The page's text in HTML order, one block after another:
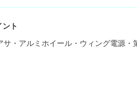
ト
サ・アルミホイール・ウィング電源・